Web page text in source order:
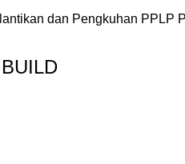
dan Pengkuhan PPLP